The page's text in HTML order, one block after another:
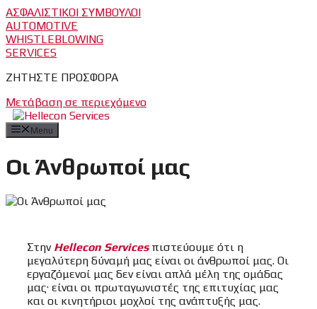
ΑΣΦΑΛΙΣΤΙΚΟΙ ΣΥΜΒΟΥΛΟΙ
AUTOMOTIVE
WHISTLEBLOWING
SERVICES
ΖΗΤΗΣΤΕ ΠΡΟΣΦΟΡΑ
Μετάβαση σε περιεχόμενο
Menu
Οι Άνθρωποί μας
Στην Hellecon Servicesπιστεύουμε ότι η
μεγαλύτερη δύναμή μας είναι οι άνθρωποί μας. Οι
εργαζόμενοί μας δεν είναι απλά μέλη της ομάδας
μας· είναι οι πρωταγωνιστές της επιτυχίας μας
και οι κινητήριοι μοχλοί της ανάπτυξής μας.